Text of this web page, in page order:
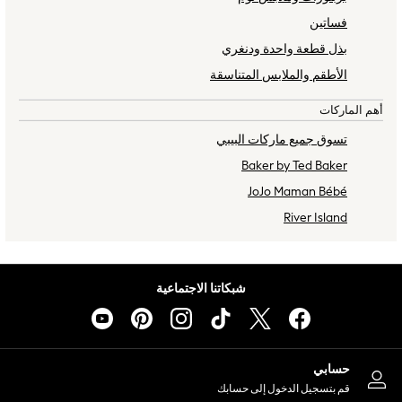
Sets & Outfits
Shorts
Swimwear
Socks & Tights
Tops & T-Shirts
Trousers & Joggers
All Newborn Clothing
Vests
Sleepsuits
Socks
All Accessories
All Nursery
Blankets
فساتين
بذل قطعة واحدة ودنغري
الأطقم والملابس المتناسقة
أهم الماركات
تسوق جميع ماركات البيبي
Baker by Ted Baker
JoJo Maman Bébé
River Island
شبكاتنا الاجتماعية
حسابي
قم بتسجيل الدخول إلى حسابك